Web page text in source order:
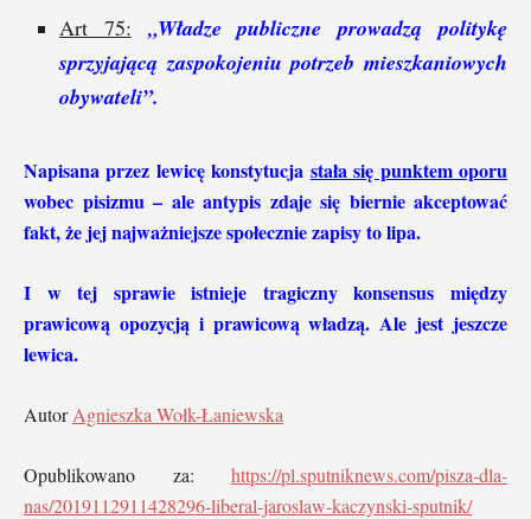
Art 75:
„Władze publiczne prowadzą politykę
sprzyjającą zaspokojeniu potrzeb mieszkaniowych
obywateli”.
Napisana przez lewicę konstytucja stała się punktem oporu
wobec pisizmu – ale antypis zdaje się biernie akceptować
fakt, że jej najważniejsze społecznie zapisy to lipa.
I w tej sprawie istnieje tragiczny konsensus między
prawicową opozycją i prawicową władzą. Ale jest jeszcze
lewica.
AutorAgnieszka Wołk-Łaniewska
Opublikowano za: https://pl.sputniknews.com/pisza-dla-
nas/2019112911428296-liberal-jaroslaw-kaczynski-sputnik/